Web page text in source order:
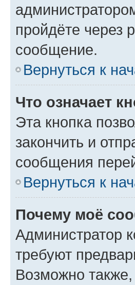
пройдёте через
сообщение.
Вернуться к
Что означает
Эта кнопка
закончить и
сообщения
Вернуться к
Почему моё
Администратор
требуют
Возможно